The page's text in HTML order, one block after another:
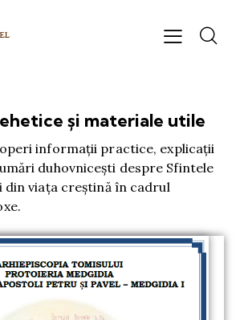
și materiale utile
informații practice, explicații
duhovnicești despre Sfintele
din viața creștină în cadrul